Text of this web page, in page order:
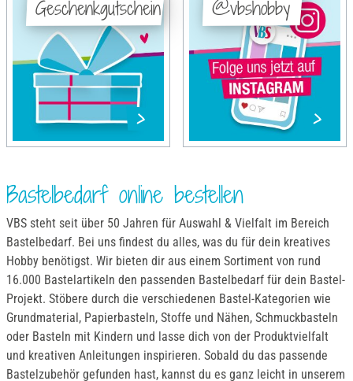
Geschenkgutschein @vbshobby
Bastelbedarf online bestellen
VBS steht seit über 50 Jahren für Auswahl & Vielfalt im Bereich
Bastelbedarf. Bei uns findest du alles, was du für dein kreatives
Hobby benötigst. Wir bieten dir aus einem Sortiment von rund
16.000 Bastelartikeln den passenden Bastelbedarf für dein Bastel-
Projekt. Stöbere durch die verschiedenen Bastel-Kategorien wie
Grundmaterial, Papierbasteln, Stoffe und Nähen, Schmuckbasteln
oder Basteln mit Kindern und lasse dich von der Produktvielfalt
und kreativen Anleitungen inspirieren. Sobald du das passende
Bastelzubehör gefunden hast, kannst du es ganz leicht in unserem